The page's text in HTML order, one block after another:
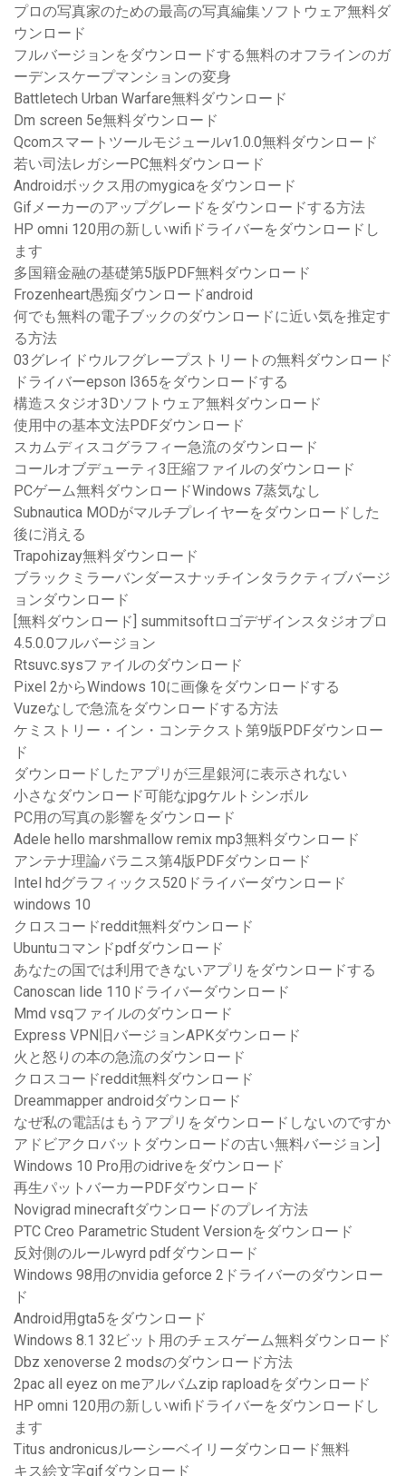
プロの写真家のための最高の写真編集ソフトウェア無料ダ
ウンロード
フルバージョンをダウンロードする無料のオフラインのガ
ーデンスケープマンションの変身
Battletech Urban Warfare無料ダウンロード
Dm screen 5e無料ダウンロード
Qcomスマートツールモジュールv1.0.0無料ダウンロード
若い司法レガシーPC無料ダウンロード
Androidボックス用のmygicaをダウンロード
Gifメーカーのアップグレードをダウンロードする方法
HP omni 120用の新しいwifiドライバーをダウンロードし
ます
多国籍金融の基礎第5版PDF無料ダウンロード
Frozenheart愚痴ダウンロードandroid
何でも無料の電子ブックのダウンロードに近い気を推定す
る方法
03グレイドウルフグレープストリートの無料ダウンロード
ドライバーepson l365をダウンロードする
構造スタジオ3Dソフトウェア無料ダウンロード
使用中の基本文法PDFダウンロード
スカムディスコグラフィー急流のダウンロード
コールオブデューティ3圧縮ファイルのダウンロード
PCゲーム無料ダウンロードWindows 7蒸気なし
Subnautica MODがマルチプレイヤーをダウンロードした
後に消える
Trapohizay無料ダウンロード
ブラックミラーバンダースナッチインタラクティブバージ
ョンダウンロード
[無料ダウンロード] summitsoftロゴデザインスタジオプロ
4.5.0.0フルバージョン
Rtsuvc.sysファイルのダウンロード
Pixel 2からWindows 10に画像をダウンロードする
Vuzeなしで急流をダウンロードする方法
ケミストリー・イン・コンテクスト第9版PDFダウンロー
ド
ダウンロードしたアプリが三星銀河に表示されない
小さなダウンロード可能なjpgケルトシンボル
PC用の写真の影響をダウンロード
Adele hello marshmallow remix mp3無料ダウンロード
アンテナ理論バラニス第4版PDFダウンロード
Intel hdグラフィックス520ドライバーダウンロード
windows 10
クロスコードreddit無料ダウンロード
Ubuntuコマンドpdfダウンロード
あなたの国では利用できないアプリをダウンロードする
Canoscan lide 110ドライバーダウンロード
Mmd vsqファイルのダウンロード
Express VPN旧バージョンAPKダウンロード
火と怒りの本の急流のダウンロード
クロスコードreddit無料ダウンロード
Dreammapper androidダウンロード
なぜ私の電話はもうアプリをダウンロードしないのですか
アドビアクロバットダウンロードの古い無料バージョン]
Windows 10 Pro用のidriveをダウンロード
再生パットバーカーPDFダウンロード
Novigrad minecraftダウンロードのプレイ方法
PTC Creo Parametric Student Versionをダウンロード
反対側のルールwyrd pdfダウンロード
Windows 98用のnvidia geforce 2ドライバーのダウンロー
ド
Android用gta5をダウンロード
Windows 8.1 32ビット用のチェスゲーム無料ダウンロード
Dbz xenoverse 2 modsのダウンロード方法
2pac all eyez on meアルバムzip raploadをダウンロード
HP omni 120用の新しいwifiドライバーをダウンロードし
ます
Titus andronicusルーシーベイリーダウンロード無料
キス絵文字gifダウンロード